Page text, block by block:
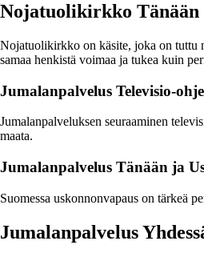
Nojatuolikirkko Tänään
Nojatuolikirkko on käsite, joka on tuttu
samaa henkistä voimaa ja tukea kuin
Jumalanpalvelus Televisio-
Jumalanpalveluksen seuraaminen
maata.
Jumalanpalvelus Tänään ja
Suomessa uskonnonvapaus on tärkeä
Jumalanpalvelus